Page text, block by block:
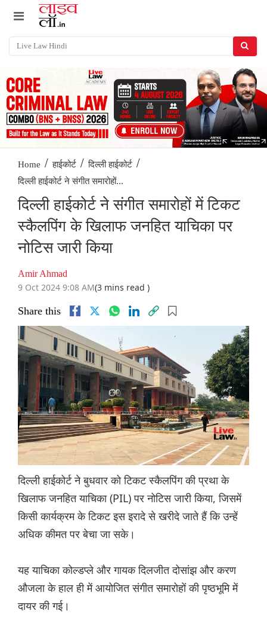
Home / हाईकोर्ट / दिल्ली हाईकोर्ट /
दिल्ली हाईकोर्ट ने संगीत समारोहों...
दिल्ली हाईकोर्ट ने संगीत समारोहों में टिकट
स्कैलपिंग के खिलाफ जनहित याचिका पर
नोटिस जारी किया
Amir Ahmad
9 Oct 2024 9:08 AM(3 mins read )
Share this
दिल्ली हाईकोर्ट ने बुधवार को टिकट स्कैलपिंग की प्रथा के
खिलाफ जनहित याचिका (PIL) पर नोटिस जारी किया, जिसमें
किसी कार्यक्रम के टिकट इस इरादे से खरीदे जाते हैं कि उन्हें
अधिक कीमत पर बेचा जा सके।
यह याचिका कोल्डप्ले और गायक दिलजीत दोसांझ और करण
औजला के हाल ही में आयोजित संगीत समारोहों की पृष्ठभूमि में
दायर की गई।